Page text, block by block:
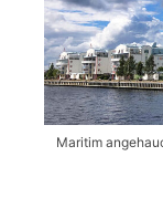
Maritim